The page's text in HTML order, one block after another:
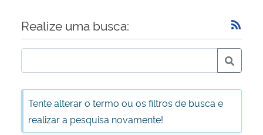
Ministério da Economia
Ministério da Infraestrutura
Início do conteúdo
Realize uma busca:
Tente alterar o termo ou os filtros de busca e
realizar a pesquisa novamente!